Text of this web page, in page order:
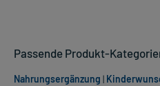
Passende Produkt-
Nahrungsergänzung |